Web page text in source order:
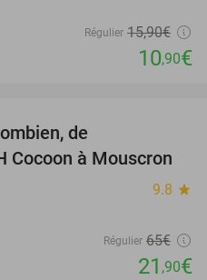
Régulier 15,90€
10,90€
de
Cocoon à Mouscron
9.8 star
Régulier 65€
21 ,90€